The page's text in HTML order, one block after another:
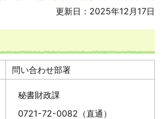
更新日：2025年12月17日
問い合わせ部署
秘書財政課
0721-72-0082（直通）